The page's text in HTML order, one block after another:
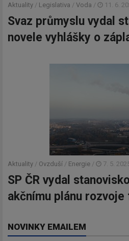
Aktuality / Legislativa / Voda / 11. 6.
Svaz průmyslu vydal
novele vyhlášky o
Aktuality / Ovzduší / Energie / 7. 5.
SP ČR vydal
akčnímu plánu
NOVINKY EMAILEM